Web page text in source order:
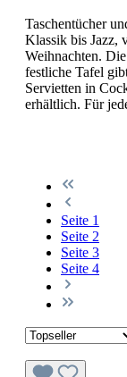
Taschentücher
Klassik bis Jazz,
Weihnachten.
festliche Tafel
Servietten in
erhältlich. Für
Seite 1
Seite 2
Seite 3
Seite 4